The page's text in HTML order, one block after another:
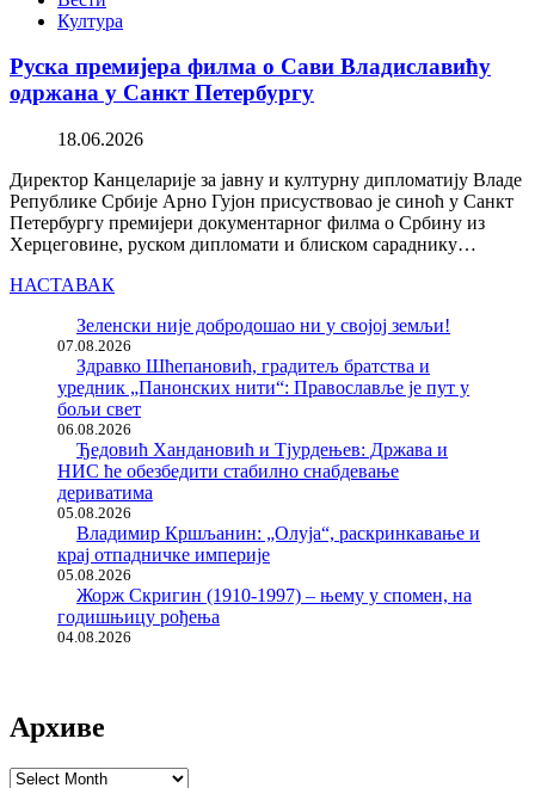
Култура
Руска премијера филма о Сави Владиславићу
одржана у Санкт Петербургу
18.06.2026
Директор Канцеларије за јавну и културну дипломатију Владе
Републике Србије Арно Гујон присуствовао је синоћ у Санкт
Петербургу премијери документарног филма о Србину из
Херцеговине, руском дипломати и блиском сараднику…
НАСТАВАК
Зеленски није добродошао ни у својој земљи!
07.08.2026
Здравко Шћепановић, градитељ братства и
уредник „Панонских нити“: Православље је пут у
бољи свет
06.08.2026
Ђедовић Хандановић и Тјурдењев: Држава и
НИС ће обезбедити стабилно снабдевање
дериватима
05.08.2026
Владимир Кршљанин: „Олуја“, раскринкавање и
крај отпадничке империје
05.08.2026
Жорж Скригин (1910-1997) – њему у спомен, на
годишњицу рођења
04.08.2026
Архиве
Архиве